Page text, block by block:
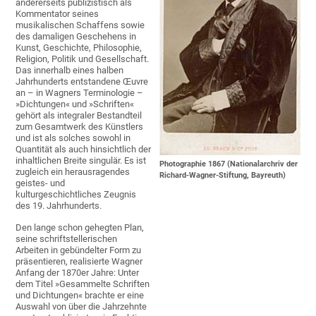
Photographie 1867 (Nationalarchriv der
Richard-Wagner-Stiftung, Bayreuth)
andererseits publizistisch als
Kommentator seines
musikalischen Schaffens sowie
des damaligen Geschehens in
Kunst, Geschichte, Philosophie,
Religion, Politik und Gesellschaft.
Das innerhalb eines halben
Jahrhunderts entstandene Œuvre
an – in Wagners Terminologie –
»Dichtungen« und »Schriften«
gehört als integraler Bestandteil
zum Gesamtwerk des Künstlers
und ist als solches sowohl in
Quantität als auch hinsichtlich der
inhaltlichen Breite singulär. Es ist
zugleich ein herausragendes
geistes- und
kulturgeschichtliches Zeugnis
des 19. Jahrhunderts.
Den lange schon gehegten Plan,
seine schriftstellerischen
Arbeiten in gebündelter Form zu
präsentieren, realisierte Wagner
Anfang der 1870er Jahre: Unter
dem Titel »Gesammelte Schriften
und Dichtungen« brachte er eine
Auswahl von über die Jahrzehnte